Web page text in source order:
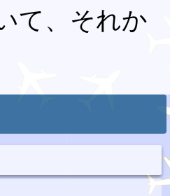
て、それか